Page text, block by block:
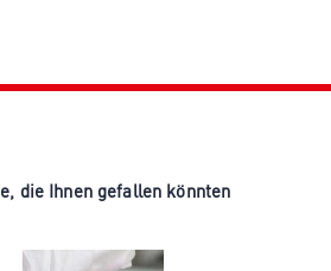
die Ihnen gefallen könnten